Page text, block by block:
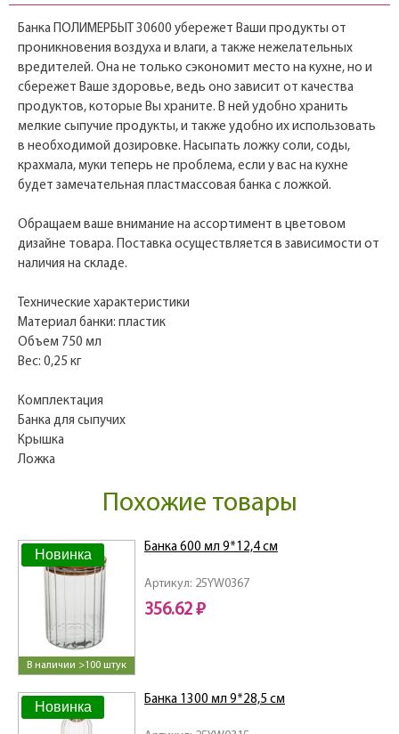
Банка ПОЛИМЕРБЫТ 30600 убережет Ваши продукты от
проникновения воздуха и влаги, а также нежелательных
вредителей. Она не только сэкономит место на кухне, но и
сбережет Ваше здоровье, ведь оно зависит от качества
продуктов, которые Вы храните. В ней удобно хранить
мелкие сыпучие продукты, и также удобно их использовать
в необходимой дозировке. Насыпать ложку соли, соды,
крахмала, муки теперь не проблема, если у вас на кухне
будет замечательная пластмассовая банка с ложкой.
Обращаем ваше внимание на ассортимент в цветовом
дизайне товара. Поставка осуществляется в зависимости от
наличия на складе.
Технические характеристики
Материал банки: пластик
Объем 750 мл
Вес: 0,25 кг
Комплектация
Банка для сыпучих
Крышка
Ложка
Похожие товары
Новинка
В наличии >100 штук
Артикул: 25YW0367
Банка 600 мл 9*12,4 см
356.62 ₽
Новинка Банка 1300 мл 9*28,5 см